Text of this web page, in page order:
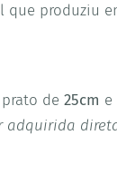
que produziu
de 25cm e
adquirida